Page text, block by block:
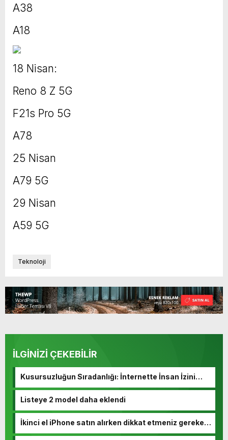
A38
A18
18 Nisan:
Reno 8 Z 5G
F21s Pro 5G
A78
25 Nisan
A79 5G
29 Nisan
A59 5G
Teknoloji
İLGİNİZİ ÇEKEBİLİR
Kusursuzluğun Sıradanlığı: İnternette İnsan İzini
Listeye 2 model daha eklendi
İkinci el iPhone satın alırken dikkat etmeniz gereken